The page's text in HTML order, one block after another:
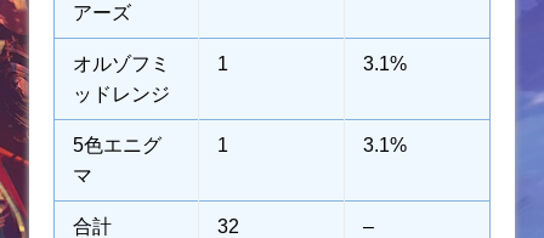
アーズ
オルゾフミ
ッドレンジ
1 3.1%
5色エニグ
マ
1 3.1%
合計 32 –